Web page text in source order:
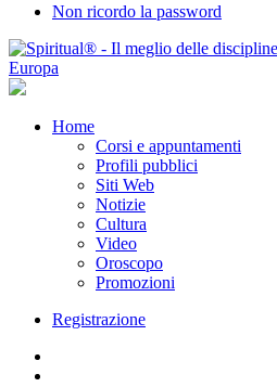
Non ricordo la password
Home
Corsi e appuntamenti
Profili pubblici
Siti Web
Notizie
Cultura
Video
Oroscopo
Promozioni
Registrazione